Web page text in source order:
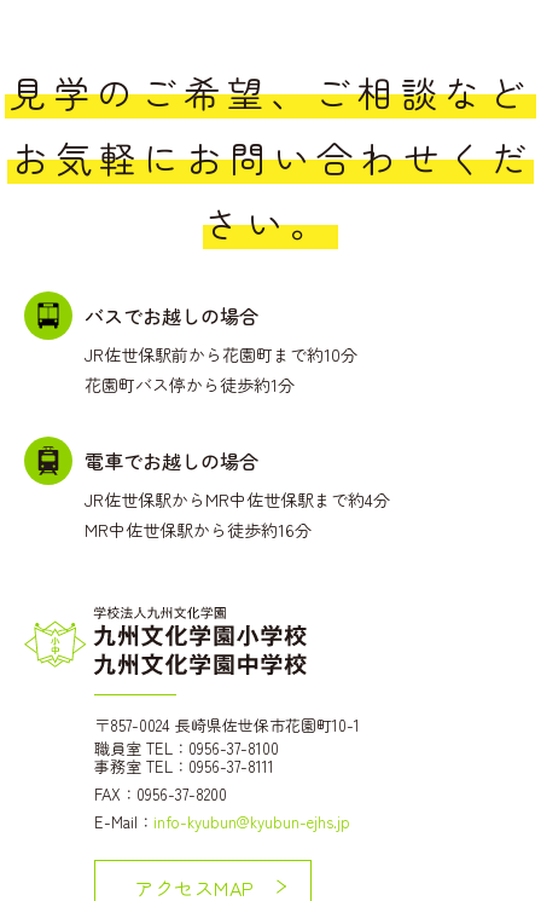
見学のご希望、ご相談など
お気軽にお問い合わせくだ
さい。
バスでお越しの場合
JR佐世保駅前から花園町まで約10分
花園町バス停から徒歩約1分
電車でお越しの場合
JR佐世保駅からMR中佐世保駅まで約4分
MR中佐世保駅から徒歩約16分
〒857-0024 長崎県佐世保市花園町10-1
職員室 TEL：0956-37-8100
事務室 TEL：0956-37-8111
FAX：0956-37-8200
E-Mail： info-kyubun@kyubun-ejhs.jp
アクセスMAP